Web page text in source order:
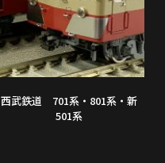
西武鉄道 701系・801系・新
501系